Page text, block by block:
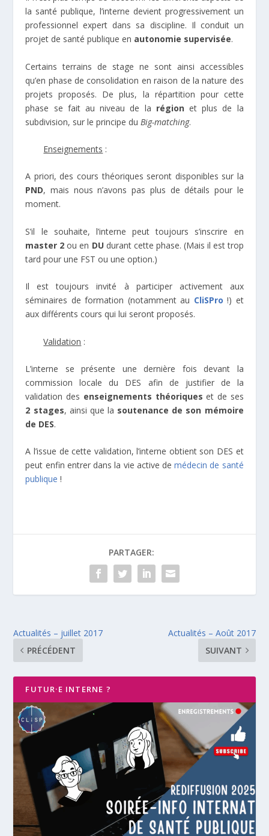
la santé publique, l’interne devient progressivement un
professionnel expert dans sa discipline. Il conduit un
projet de santé publique en autonomie supervisée.
Certains terrains de stage ne sont ainsi accessibles
qu’en phase de consolidation en raison de la nature des
projets proposés. De plus, la répartition pour cette
phase se fait au niveau de la région et plus de la
subdivision, sur le principe du Big-matching.
Enseignements :
A priori, des cours théoriques seront disponibles sur la
PND, mais nous n’avons pas plus de détails pour le
moment.
S’il le souhaite, l’interne peut toujours s’inscrire en
master 2 ou en DU durant cette phase. (Mais il est trop
tard pour une FST ou une option.)
Il est toujours invité à participer activement aux
séminaires de formation (notamment au CliSPro !) et
aux différents cours qui lui seront proposés.
Validation :
L’interne se présente une dernière fois devant la
commission locale du DES afin de justifier de la
validation des enseignements théoriques et de ses
2 stages, ainsi que la soutenance de son mémoire
de DES.
A l’issue de cette validation, l’interne obtient son DES et
peut enfin entrer dans la vie active demédecin de santé
publique !
PARTAGER:
Actualités – juillet 2017
PRÉCÉDENT
Actualités – Août 2017
SUIVANT
FUTUR·E INTERNE ?